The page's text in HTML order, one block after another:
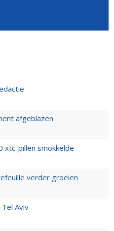
afgeblazen
xtc-pillen smokkelde
verder groeien
Aviv